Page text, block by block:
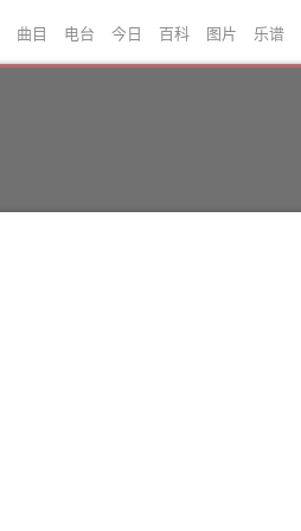
曲目 电台 今日 百科 图片 乐谱